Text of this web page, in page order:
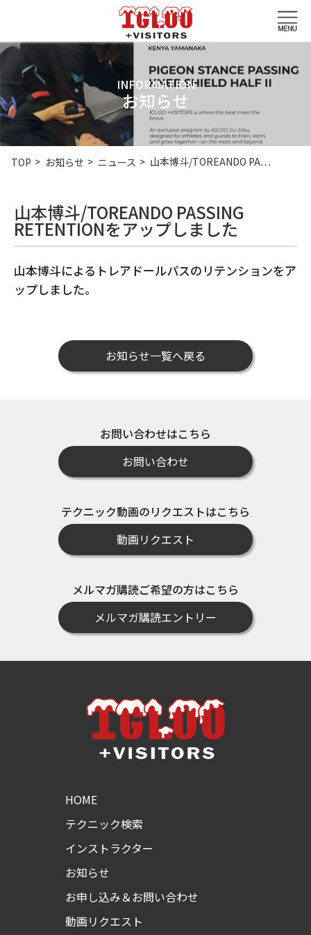
INFORMATION
お知らせ
TOP お知らせ ニュース 山本博斗/TOREANDO PA…
山本博斗/TOREANDO PASSING
RETENTIONをアップしました
山本博斗によるトレアドールパスのリテンションをア
ップしました。
お知らせ一覧へ戻る
お問い合わせはこちら
お問い合わせ
テクニック動画のリクエストはこちら
動画リクエスト
メルマガ購読ご希望の方はこちら
メルマガ購読エントリー
HOME
テクニック検索
インストラクター
お知らせ
お申し込み＆お問い合わせ
動画リクエスト